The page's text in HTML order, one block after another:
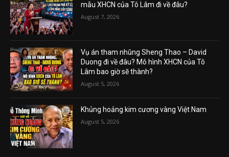
mẫu XHCN của Tô Lâm đi về đâu?
August 7, 2026
Vụ án tham nhũng Sheng Thao – David
Duong đi về đâu? Mô hình XHCN của Tô
Lâm bao giờ sẽ thành?
August 5, 2026
Khủng hoảng kim cương vàng Việt Nam
August 5, 2026